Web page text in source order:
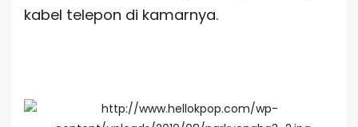
kabel telepon di kamarnya.